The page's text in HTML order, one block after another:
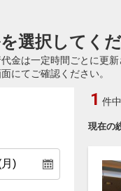
選択してく
金は一定時間ごとに更
にてご確認ください。
現在の
1 件中